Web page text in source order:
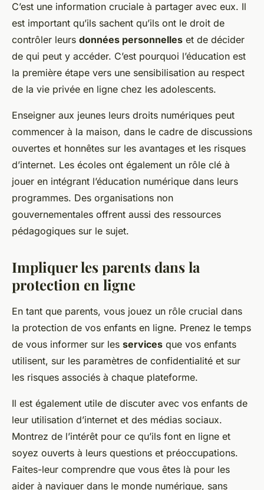
C’est une information cruciale à partager avec eux. Il
est important qu’ils sachent qu’ils ont le droit de
contrôler leurs données personnelles et de décider
de qui peut y accéder. C’est pourquoi l’éducation est
la première étape vers une sensibilisation au respect
de la vie privée en ligne chez les adolescents.
Enseigner aux jeunes leurs droits numériques peut
commencer à la maison, dans le cadre de discussions
ouvertes et honnêtes sur les avantages et les risques
d’internet. Les écoles ont également un rôle clé à
jouer en intégrant l’éducation numérique dans leurs
programmes. Des organisations non
gouvernementales offrent aussi des ressources
pédagogiques sur le sujet.
Impliquer les parents dans la
protection en ligne
En tant que parents, vous jouez un rôle crucial dans
la protection de vos enfants en ligne. Prenez le temps
de vous informer sur les services que vos enfants
utilisent, sur les paramètres de confidentialité et sur
les risques associés à chaque plateforme.
Il est également utile de discuter avec vos enfants de
leur utilisation d’internet et des médias sociaux.
Montrez de l’intérêt pour ce qu’ils font en ligne et
soyez ouverts à leurs questions et préoccupations.
Faites-leur comprendre que vous êtes là pour les
aider à naviguer dans le monde numérique, sans